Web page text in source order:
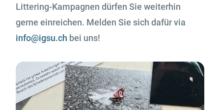
Littering-Kampagnen dürfen Sie weiterhin
gerne einreichen. Melden Sie sich dafür via
info@igsu.ch bei uns!